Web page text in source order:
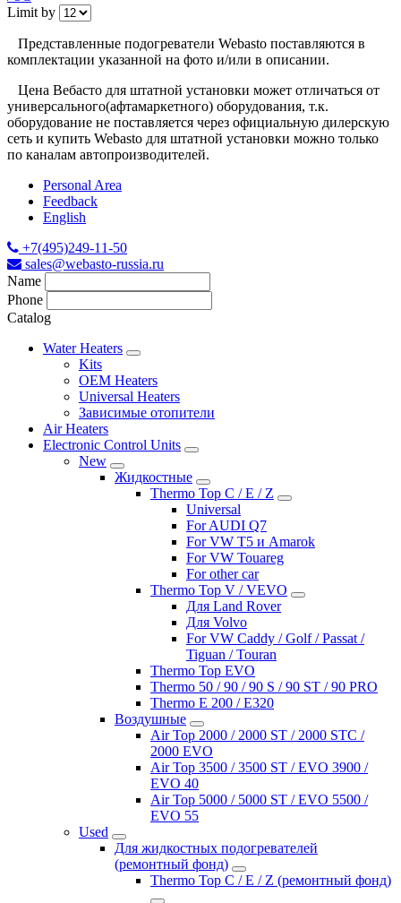
Limit by
Представленные подогреватели Webasto поставляются в
комплектации указанной на фото и/или в описании.
Цена Вебасто для штатной установки может отличаться от
универсального(афтамаркетного) оборудования, т.к.
оборудование не поставляется через официальную дилерскую
сеть и купить Webastо для штатной установки можно только
по каналам автопроизводителей.
Personal Area
Feedback
English
+7(495)249-11-50
sales@webasto-russia.ru
Name
Phone
Catalog
Water Heaters
Kits
OEM Heaters
Universal Heaters
Зависимые отопители
Air Heaters
Electronic Control Units
New
Жидкостные
Thermo Top C / E / Z
Universal
For AUDI Q7
For VW T5 и Amarok
For VW Touareg
For other car
Thermo Top V / VEVO
Для Land Rover
Для Volvo
For VW Caddy / Golf / Passat /
Tiguan / Touran
Thermo Top EVO
Thermo 50 / 90 / 90 S / 90 ST / 90 PRO
Thermo E 200 / E320
Воздушные
Air Top 2000 / 2000 ST / 2000 STC /
2000 EVO
Air Top 3500 / 3500 ST / EVO 3900 /
EVO 40
Air Top 5000 / 5000 ST / EVO 5500 /
EVO 55
Used
Для жидкостных подогревателей
(ремонтный фонд)
Thermo Top C / E / Z (ремонтный фонд)